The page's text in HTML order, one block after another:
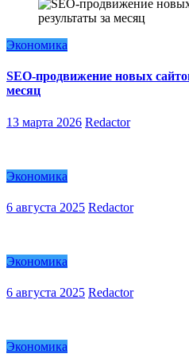
Экономика
SEO-продвижение новых
месяц
13 марта 2026 Redactor
Экономика
6 августа 2025 Redactor
Экономика
6 августа 2025 Redactor
Экономика